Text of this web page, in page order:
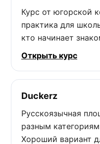
Курс от югорской
практика для
кто начинает
Открыть курс
Duckerz
Русскоязычная
разным
Хороший вариант